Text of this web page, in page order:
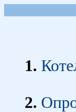
1.
2.